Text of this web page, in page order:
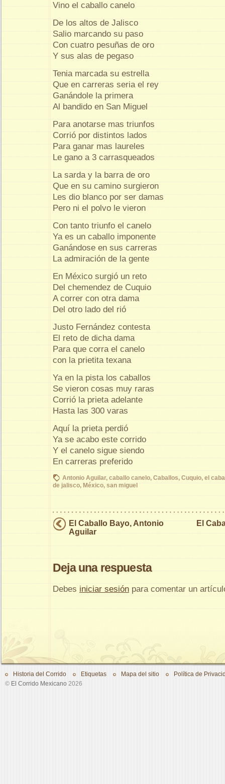
Vino el caballo canelo
De los altos de Jalisco
Salio marcando su paso
Con cuatro pesuñas de oro
Y sus alas de pegaso
Tenia marcada su estrella
Que en carreras seria el rey
Ganándole la primera
Al bandido en San Miguel
Para anotarse mas triunfos
Corrió por distintos lados
Para ganar mas laureles
Le gano a 3 carrasqueados
La sarda y la barra de oro
Que en su camino surgieron
Les dio blanco por ser damas
Pero ni el polvo le vieron
Con tanto triunfo el canelo
Ya es un caballo imponente
Ganándose en sus carreras
La admiración de la gente
En México surgió un reto
Del chemendez de Cuquio
A correr con otra dama
Del otro lado del rió
Justo Fernández contesta
El reto de dicha dama
Para que corra el canelo
con la prietita texana
Ya en la pista los caballos
Se vieron cosas muy raras
Corrió la prieta adelante
Hasta las 300 varas
Aquí la prieta perdió
Ya se acabo este corrido
Y el canelo sigue siendo
En carreras preferido
Antonio Aguilar, caballo canelo Caballos Cuquio el
de jalisco México san miguel
El Caballo Bayo, Antonio
Aguilar
El
Deja una respuesta
Debes iniciar sesión para comentar un
Historia del Corrido Etiquetas Mapa del sitio
Política de
© El Corrido Mexicano 2026